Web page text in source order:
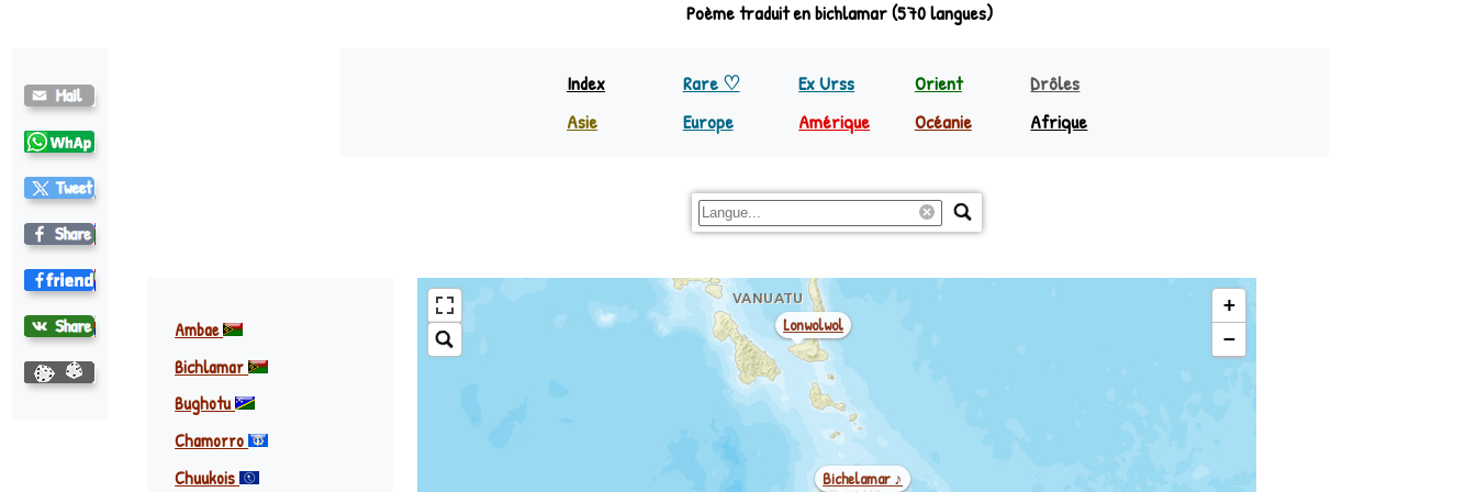
Index Rare ♡ Ex Urss Orient
Drôles
Asie
Europe
Amérique
Océanie
Afrique
Ambae
Bichlamar
Bughotu
Chamorro
Chuukois
Ambae
Bichelamar ♪
Lonwolwol
+
−
Poème traduit en bichlamar (570 langues)